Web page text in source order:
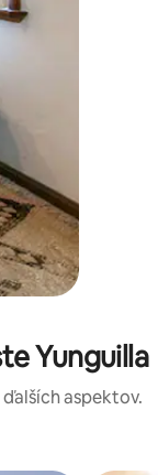
Yunguilla
aspektov.